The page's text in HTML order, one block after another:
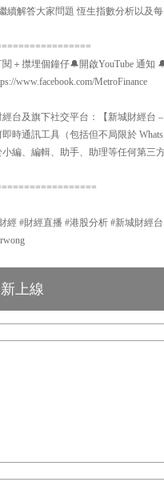
續解答大家問題 恆生指數分析以及
＋㩒埋個鐘仔🔔開啟YouTube 通知
www.facebook.com/MetroFinance
經台及旗下社交平台：【新城財經台
時通訊工具（包括但不局限於
小編、編輯、助手、助理等任何第三
經 #財經直播 #港股分析 #新城財經台
上線